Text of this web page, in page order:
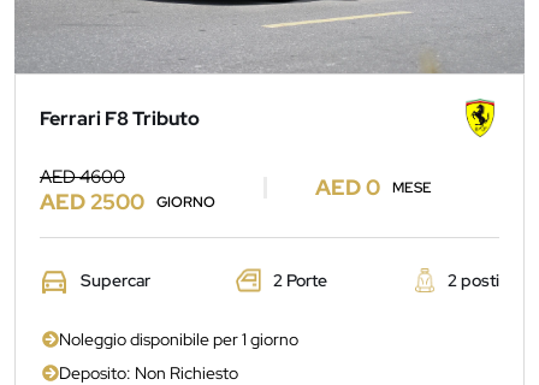
Ferrari F8 Tributo
AED 4600
AED 2500 GIORNO
AED 0 MESE
Supercar 2 Porte 2 posti
Noleggio disponibile per 1 giorno
Deposito: Non Richiesto